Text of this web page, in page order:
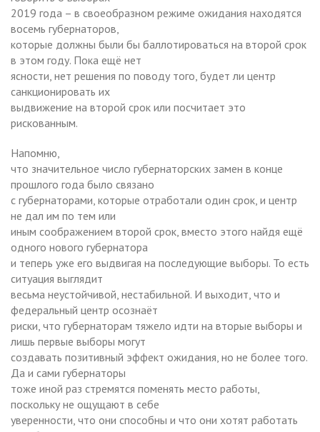
2019 года – в своеобразном режиме ожидания находятся
восемь губернаторов,
которые должны были бы баллотироваться на второй срок
в этом году. Пока ещё нет
ясности, нет решения по поводу того, будет ли центр
санкционировать их
выдвижение на второй срок или посчитает это
рискованным.
Напомню,
что значительное число губернаторских замен в конце
прошлого года было связано
с губернаторами, которые отработали один срок, и центр
не дал им по тем или
иным соображением второй срок, вместо этого найдя ещё
одного нового губернатора
и теперь уже его выдвигая на последующие выборы. То есть
ситуация выглядит
весьма неустойчивой, нестабильной. И выходит, что и
федеральный центр осознаёт
риски, что губернаторам тяжело идти на вторые выборы и
лишь первые выборы могут
создавать позитивный эффект ожидания, но не более того.
Да и сами губернаторы
тоже иной раз стремятся поменять место работы,
поскольку не ощущают в себе
уверенности, что они способны и что они хотят работать